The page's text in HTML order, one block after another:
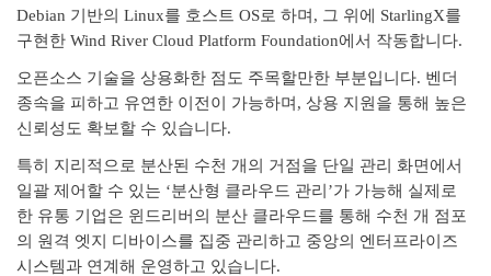
Debian 기반의 Linux를 호스트 OS로 하며, 그 위에 StarlingX를
구현한 Wind River Cloud Platform Foundation에서 작동합니다.
오픈소스 기술을 상용화한 점도 주목할만한 부분입니다. 벤더
종속을 피하고 유연한 이전이 가능하며, 상용 지원을 통해 높은
신뢰성도 확보할 수 있습니다.
특히 지리적으로 분산된 수천 개의 거점을 단일 관리 화면에서
일괄 제어할 수 있는 ‘분산형 클라우드 관리’가 가능해 실제로
한 유통 기업은 윈드리버의 분산 클라우드를 통해 수천 개 점포
의 원격 엣지 디바이스를 집중 관리하고 중앙의 엔터프라이즈
시스템과 연계해 운영하고 있습니다.